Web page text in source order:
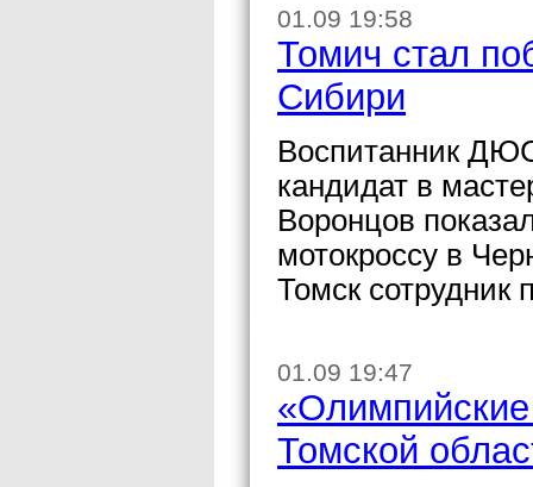
01.09 19:58
Томич стал
Сибири
Воспитанник
кандидат в
Воронцов
мотокроссу в
Томск сотрудник
01.09 19:47
Томской